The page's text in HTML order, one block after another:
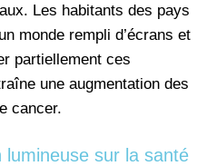
Les habitants des pays
monde rempli d’écrans et
partiellement ces
une augmentation des
cancer.
lumineuse sur la santé